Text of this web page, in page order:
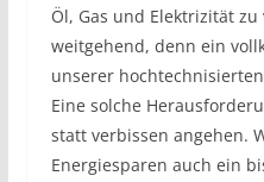
Öl, Gas und Elektrizität
weitgehend, denn ein
unserer
Eine solche
statt verbissen angehen.
Energiesparen auch ein